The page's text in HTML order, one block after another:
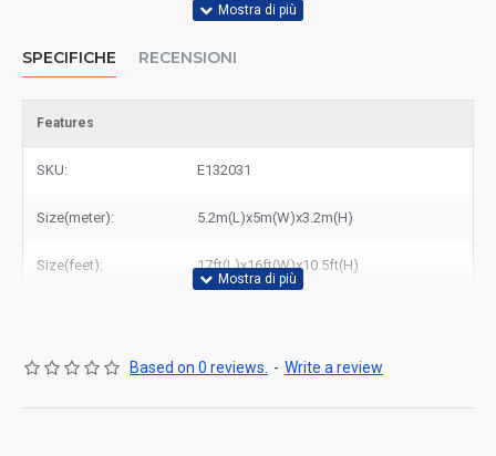
SPECIFICHE RECENSIONI
Features
SKU: E132031
Size(meter): 5.2m(L)x5m(W)x3.2m(H)
Size(feet): 17ft(L)x16ft(W)x10.5ft(H)
Based on 0 reviews. - Write a review